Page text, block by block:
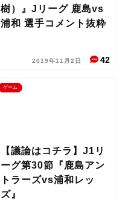
樹）』Jリーグ 鹿島vs
浦和 選手コメント抜粋
2019年11月2日 42
ゲーム
【議論はコチラ】J1リ
ーグ第30節『鹿島アン
トラーズvs浦和レッ
ズ』